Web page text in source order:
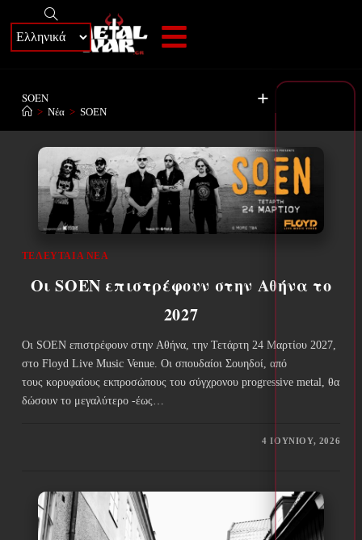
+
SOEN
> Νέα > SOEN
ΤΕΛΕΥΤΑΊΑ ΝΈΑ
Οι SOEN επιστρέφουν στην Αθήνα το
2027
Οι SOEN επιστρέφουν στην Αθήνα, την Τετάρτη 24 Μαρτίου 2027,
στο Floyd Live Music Venue. Οι σπουδαίοι Σουηδοί, από
τους κορυφαίους εκπροσώπους του σύγχρονου progressive metal, θα
δώσουν το μεγαλύτερο -έως…
4 ΙΟΥΝΊΟΥ, 2026